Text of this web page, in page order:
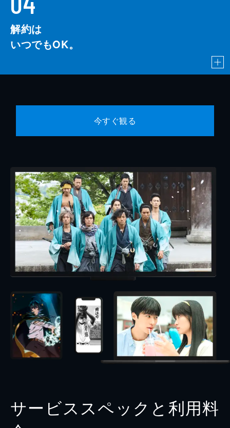
解約は
いつでもOK。
今すぐ観る
サービススペックと利用料